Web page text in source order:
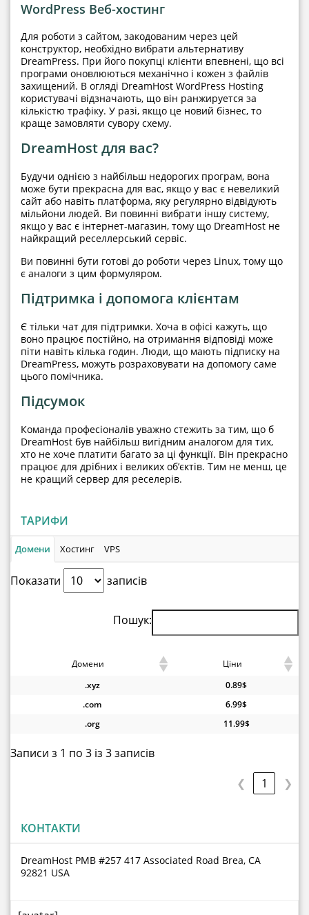
WordPress Веб-хостинг
Для роботи з сайтом, закодованим через цей
конструктор, необхідно вибрати альтернативу
DreamPress. При його покупці клієнти впевнені, що всі
програми оновлюються механічно і кожен з файлів
захищений. В огляді DreamHost WordPress Hosting
користувачі відзначають, що він ранжируется за
кількістю трафіку. У разі, якщо це новий бізнес, то
краще замовляти сувору схему.
DreamHost для вас?
Будучи однією з найбільш недорогих програм, вона
може бути прекрасна для вас, якщо у вас є невеликий
сайт або навіть платформа, яку регулярно відвідують
мільйони людей. Ви повинні вибрати іншу систему,
якщо у вас є інтернет-магазин, тому що DreamHost не
найкращий реселлерський сервіс.
Ви повинні бути готові до роботи через Linux, тому що
є аналоги з цим формуляром.
Підтримка і допомога клієнтам
Є тільки чат для підтримки. Хоча в офісі кажуть, що
воно працює постійно, на отримання відповіді може
піти навіть кілька годин. Люди, що мають підписку на
DreamPress, можуть розраховувати на допомогу саме
цього помічника.
Підсумок
Команда професіоналів уважно стежить за тим, що б
DreamHost був найбільш вигідним аналогом для тих,
хто не хоче платити багато за ці функції. Він прекрасно
працює для дрібних і великих об’єктів. Тим не менш, це
не кращий сервер для реселерів.
ТАРИФИ
Домени Хостинг VPS
Показати записів
Пошук:
Домени
Ціни
.xyz
0.89$
.com
6.99$
.org
11.99$
Записи з 1 по 3 із 3 записів
❮
1 ❯
КОНТАКТИ
DreamHost PMB #257 417 Associated Road Brea, CA
92821 USA